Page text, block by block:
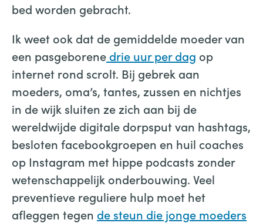
bed worden gebracht.
Ik weet ook dat de gemiddelde moeder van
een pasgeborene drie uur per dag op
internet rond scrolt. Bij gebrek aan
moeders, oma’s, tantes, zussen en nichtjes
in de wijk sluiten ze zich aan bij de
wereldwijde digitale dorpsput van hashtags,
besloten facebookgroepen en huil coaches
op Instagram met hippe podcasts zonder
wetenschappelijk onderbouwing. Veel
preventieve reguliere hulp moet het
afleggen tegen de steun die jonge moeders